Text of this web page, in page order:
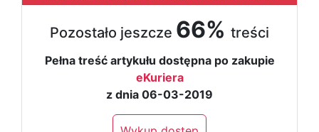
Pozostało jeszcze 66% treści
Pełna treść artykułu dostępna po zakupie
eKuriera
z dnia 06-03-2019